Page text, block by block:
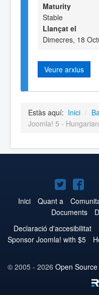
Maturity
Stable
Llançat el
Dimecres, 18
Veure arxius
Estàs aquí: Inici /
Joomla! 5 - Hungarian
Joomla!
a
Twitter
a
Inici Quant a
Documents
Declaració d'accesibilitat
Sponsor Joomla! with $5
© 2005 - 2026 Open